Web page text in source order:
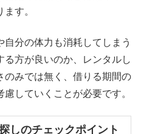
す。
分の体力も消耗してしまう
る方が良いのか、レンタルし
のみでは無く、借りる期間の
していくことが必要です。
しのチェックポイント